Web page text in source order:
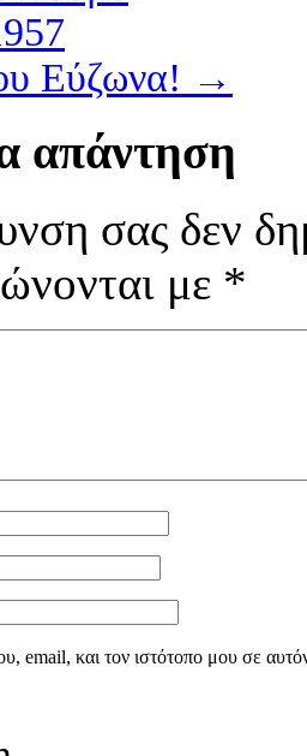
Εύζωνα! →
απάντηση
σας δεν
με *
email, και τον ιστότοπο μου σε